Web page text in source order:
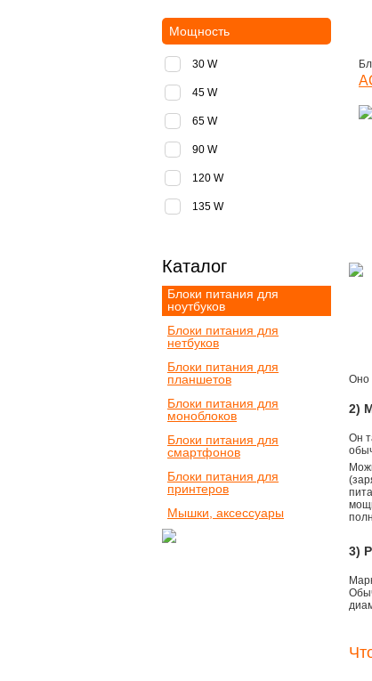
Оно
2)
Он
3)
Мощность
30 W
45 W
65 W
90 W
120 W
135 W
Каталог
Блоки питания для
ноутбуков
Блоки питания для
нетбуков
Блоки питания для
планшетов
Блоки питания для
моноблоков
Блоки питания для
смартфонов
Блоки питания для
принтеров
Мышки, аксессуары